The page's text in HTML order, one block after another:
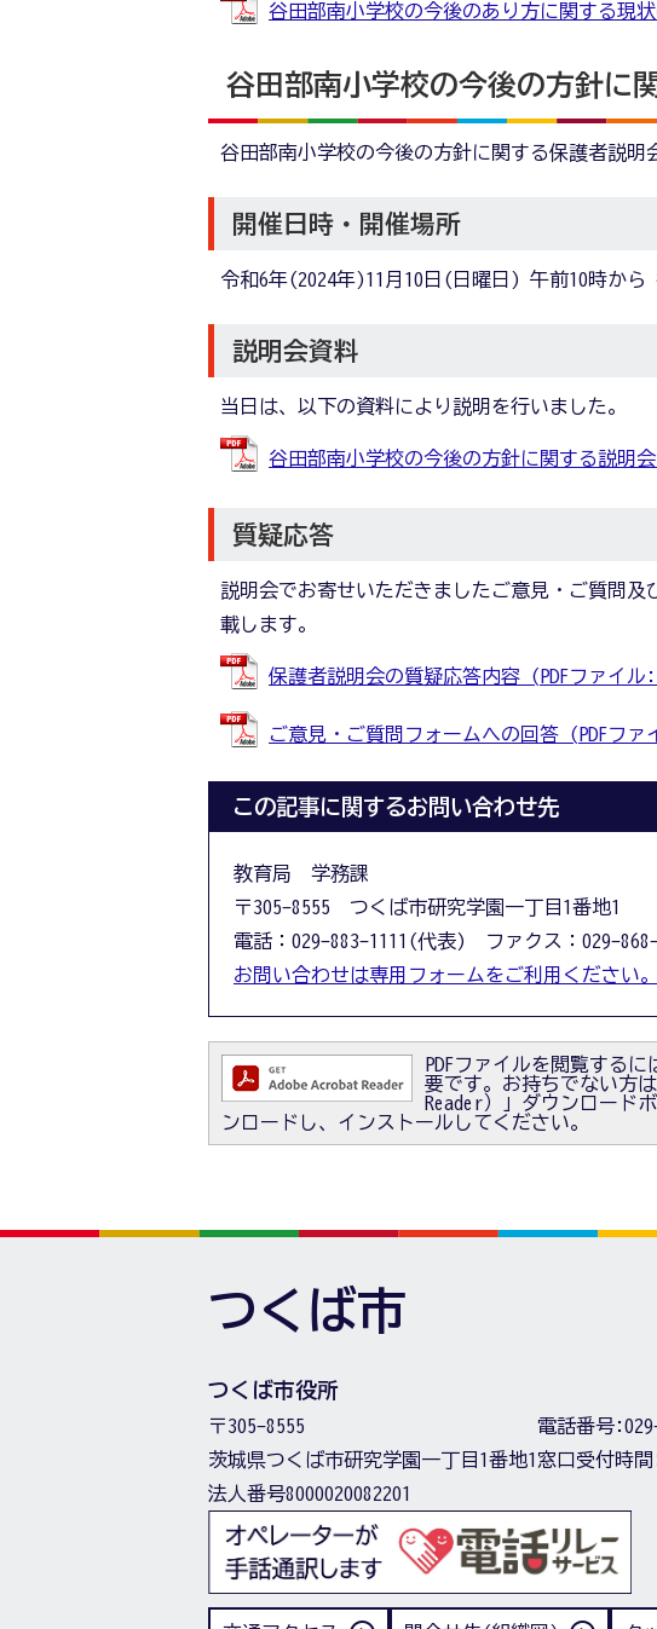
谷田部南小学校の今後のあり方に関する現
谷田部南小学校の今後の方針に
谷田部南小学校の今後の方針に関する保護者説明
開催日時・開催場所
令和6年(2024年)11月10日(日曜日) 午前10時から
説明会資料
当日は、以下の資料により説明を行いました。
谷田部南小学校の今後の方針に関する説明
質疑応答
説明会でお寄せいただきましたご意見・ご質問
載します。
保護者説明会の質疑応答内容 (PDFファイル
ご意見・ご質問フォームへの回答 (PDFファ
この記事に関するお問い合わせ先
教育局 学務課
〒305-8555 つくば市研究学園一丁目1番地1
電話：029-883-1111(代表) ファクス：029-868-
お問い合わせは専用フォームをご利用ください。
PDFファイルを閲覧する
要です。お持ちでない方
Reader）」ダウンロード
ンロードし、インストールしてください。
つくば市
つくば市役所
〒305-8555
茨城県つくば市研究学園一丁目1番地1
法人番号8000020082201
電話番号:
窓口受付時間